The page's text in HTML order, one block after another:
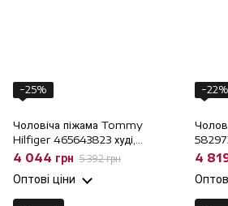
−25%
Чоловіча піжама Tommy
Hilfiger 465643823 худі,
штани, L
4 044 грн 5 392 грн
Оптові ціни
−22%
4